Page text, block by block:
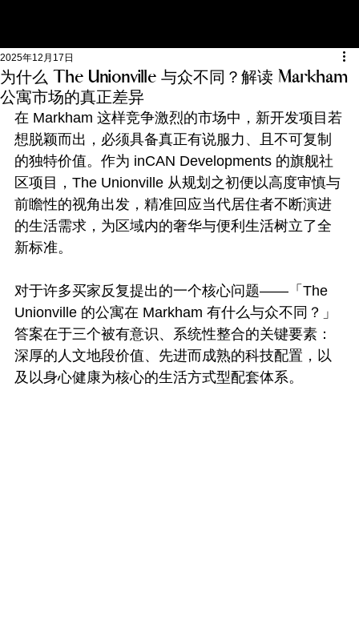
为什么 The Unionville 与众不同？解读 Markham
公寓市场的真正差异
2025年12月17日
在 Markham 这样竞争激烈的市场中，新开发项目若
想脱颖而出，必须具备真正有说服力、且不可复制
的独特价值。作为 inCAN Developments 的旗舰社
区项目，The Unionville 从规划之初便以高度审慎与
前瞻性的视角出发，精准回应当代居住者不断演进
的生活需求，为区域内的奢华与便利生活树立了全
新标准。
对于许多买家反复提出的一个核心问题——「The
Unionville 的公寓在 Markham 有什么与众不同？」
答案在于三个被有意识、系统性整合的关键要素：
深厚的人文地段价值、先进而成熟的科技配置，以
及以身心健康为核心的生活方式型配套体系。